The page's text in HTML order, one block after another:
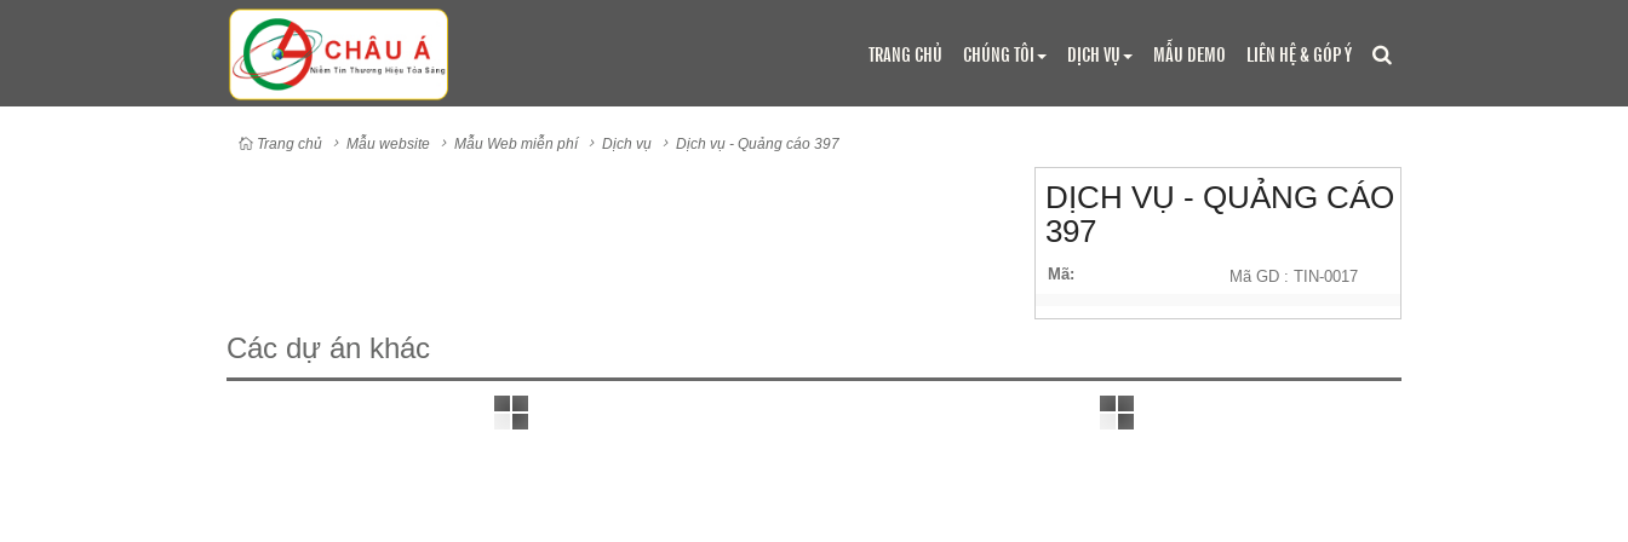
TRANG CHỦ CHÚNG TÔI DỊCH VỤ MẪU DEMO LIÊN HỆ & GÓP Ý
Trang chủ Mẫu website Mẫu Web miễn phí Dịch vụ Dịch vụ - Quảng cáo 397
DỊCH VỤ - QUẢNG CÁO
397
Mã: Mã GD : TIN-0017
Các dự án khác